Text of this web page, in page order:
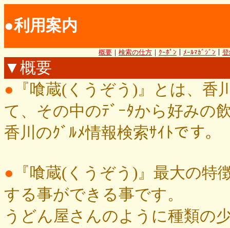
●利用案内
概要 ｜ 検索の仕方 ｜ ｸｰﾎﾟﾝ ﾒｰﾙﾏｶﾞｼﾞﾝ
▼概要
● 『喰蔵(くうぞう)』とは、香
て、その中のﾃﾞｰﾀから好みの
香川のｸﾞﾙﾒ情報検索ｻｲﾄです。
● 『喰蔵(くうぞう)』最大の特
する事ができる事です。
うどん屋さんのように種類の